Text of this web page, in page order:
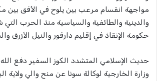
مواجهة انقسام مرعب بين يلوح في الأفق بين
والدينية والطائفية والسياسية منذ الحرب التي
حكومة الإنقاذ في إقليم دارفور والنيل الأزرق
حديث الإسلامي المتشدد الكوز السفير دفع
وزارة الخارجية لوكالة سونا عن منح والي ولاية